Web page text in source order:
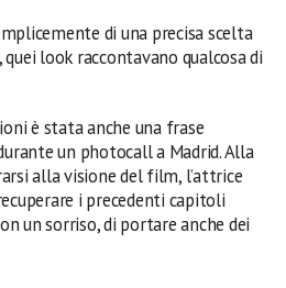
di una precisa scelta
look raccontavano qualcosa di
è stata anche una frase
un photocall a Madrid. Alla
alla visione del film, l’attrice
i precedenti capitoli
un sorriso, di portare anche dei